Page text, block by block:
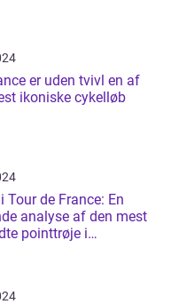
er uden tvivl en af
ikoniske cykelløb
Tour de France: En
analyse af den mest
pointtrøje i